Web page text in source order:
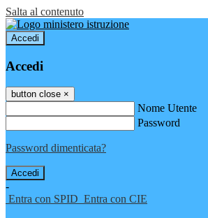
Salta al contenuto
Accedi
Accedi
button close ×
Nome Utente
Password
Password dimenticata?
-
Entra con SPID Entra con CIE